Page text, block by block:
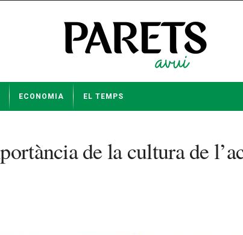
ECONOMIA EL TEMPS
de la cultura de